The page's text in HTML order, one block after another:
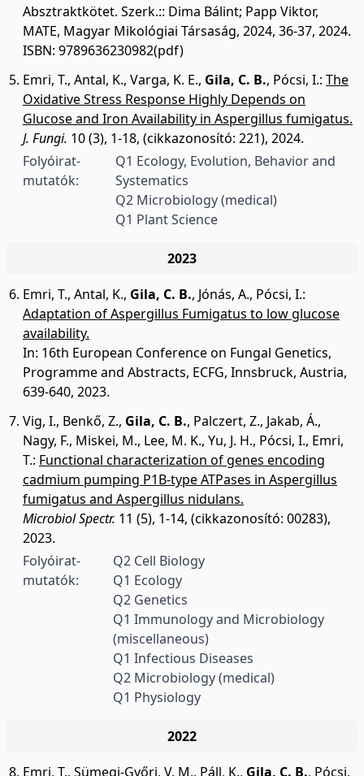
Absztraktkötet. Szerk.:: Dima Bálint; Papp Viktor,
MATE, Magyar Mikológiai Társaság, 2024, 36-37, 2024.
ISBN: 9789636230982(pdf)
Emri, T., Antal, K., Varga, K. E., Gila, C. B., Pócsi, I.: The
Oxidative Stress Response Highly Depends on
Glucose and Iron Availability in Aspergillus fumigatus.
J. Fungi. 10 (3), 1-18, (cikkazonosító: 221), 2024.
Folyóirat-
mutatók:
Q1 Ecology, Evolution, Behavior and
Systematics
Q2 Microbiology (medical)
Q1 Plant Science
2023
Emri, T., Antal, K., Gila, C. B., Jónás, A., Pócsi, I.:
Adaptation of Aspergillus Fumigatus to low glucose
availability.
In: 16th European Conference on Fungal Genetics,
Programme and Abstracts, ECFG, Innsbruck, Austria,
639-640, 2023.
Vig, I., Benkő, Z., Gila, C. B., Palczert, Z., Jakab, Á.,
Nagy, F., Miskei, M., Lee, M. K., Yu, J. H., Pócsi, I., Emri,
T.: Functional characterization of genes encoding
cadmium pumping P1B-type ATPases in Aspergillus
fumigatus and Aspergillus nidulans.
Microbiol Spectr. 11 (5), 1-14, (cikkazonosító: 00283),
2023.
Folyóirat-
mutatók:
Q2 Cell Biology
Q1 Ecology
Q2 Genetics
Q1 Immunology and Microbiology
(miscellaneous)
Q1 Infectious Diseases
Q2 Microbiology (medical)
Q1 Physiology
2022
Emri, T., Sümegi-Győri, V. M., Páll, K., Gila, C. B., Pócsi,